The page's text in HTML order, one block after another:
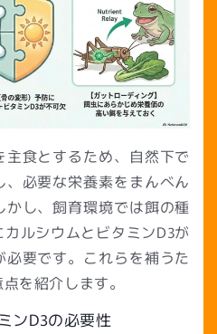
食とするため、自然下で
必要な栄養素をまんべん
し、飼育環境では餌の種
ルシウムとビタミンD3が
要です。これらを補うた
を紹介します。
ンD3の必要性